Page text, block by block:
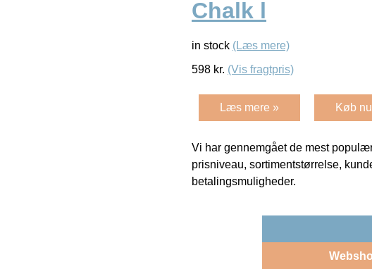
Chalk l
in stock (Læs mere)
598 kr. (Vis fragtpris)
Læs mere » Køb
Vi har gennemgået de mest
prisniveau, sortimentstørrelse,
betalingsmuligheder.